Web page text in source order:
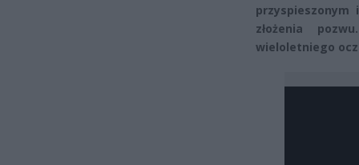
złożenia
wieloletniego